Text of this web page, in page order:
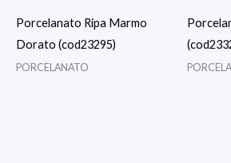
Porcelanato Ripa Marmo
Dorato (cod23295)
PORCELANATO